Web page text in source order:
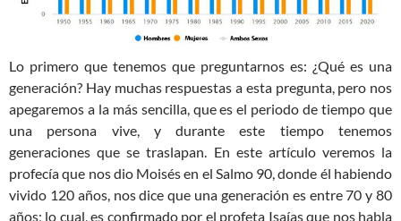
Lo primero que tenemos que preguntarnos es: ¿Qué es una
generación? Hay muchas respuestas a esta pregunta, pero nos
apegaremos a la más sencilla, que es el periodo de tiempo que
una persona vive, y durante este tiempo tenemos
generaciones que se traslapan. En este artículo veremos la
profecía que nos dio Moisés en el Salmo 90, donde él habiendo
vivido 120 años, nos dice que una generación es entre 70 y 80
años; lo cual, es confirmado por el profeta Isaías que nos habla